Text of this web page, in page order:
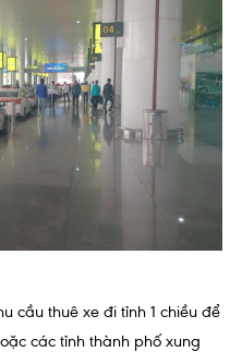
cầu thuê xe đi tỉnh 1 chiều để
các tỉnh thành phố xung